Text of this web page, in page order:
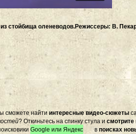
стойбища оленеводов.Режиссеры: В.
сможете найти интересные видео-сюжеты
? Откиньтесь на спинку стула и смотрите
Google или Яндекс в поисках